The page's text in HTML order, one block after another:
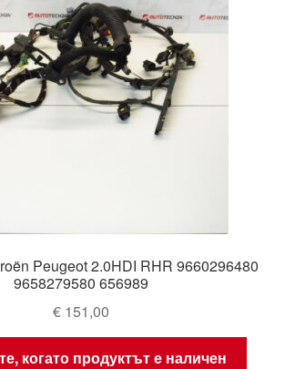
Peugeot 2.0HDI RHR 9660296480
9658279580 656989
€ 151,00
когато продуктът е наличен